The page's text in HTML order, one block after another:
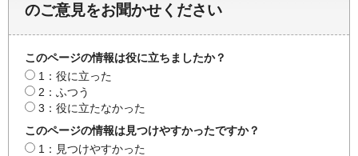
のご意見をお聞かせください
このページの情報は役に立ちましたか？
1：役に立った
2：ふつう
3：役に立たなかった
このページの情報は見つけやすかったですか？
1：見つけやすかった